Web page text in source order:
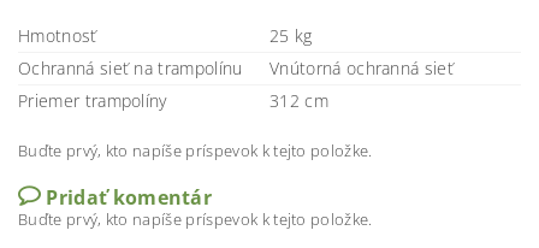
Hmotnosť
25 kg
Ochranná sieť na trampolínu
Vnútorná ochranná sieť
Priemer trampolíny
312 cm
Buďte prvý, kto napíše príspevok k tejto položke.
Pridať komentár
Buďte prvý, kto napíše príspevok k tejto položke.